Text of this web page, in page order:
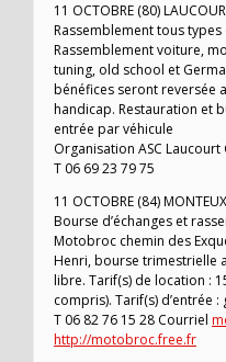
11 OCTOBRE (80)
Rassemblement tous
Rassemblement voiture,
tuning, old school et
bénéfices seront reversée
handicap. Restauration et
entrée par véhicule
Organisation ASC Laucourt
T 06 69 23 79 75
11 OCTOBRE (84) MONTEUX
Bourse d’échanges et
Motobroc chemin des
Henri, bourse trimestrielle
libre. Tarif(s) de location :
compris). Tarif(s) d’entrée
T 06 82 76 15 28 Courriel
http://motobroc.free.fr